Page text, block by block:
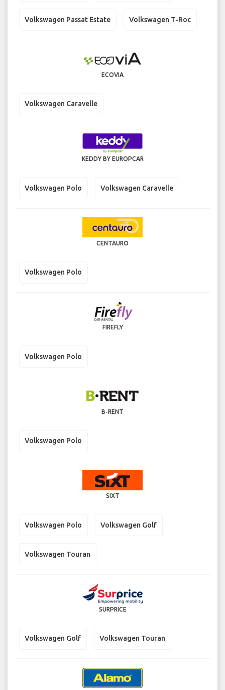
Volkswagen Passat Estate Volkswagen T-Roc
ECOVIA
Volkswagen Caravelle
KEDDY BY EUROPCAR
Volkswagen Polo Volkswagen Caravelle
CENTAURO
Volkswagen Polo
FIREFLY
Volkswagen Polo
B-RENT
Volkswagen Polo
SIXT
Volkswagen Polo Volkswagen Golf
Volkswagen Touran
SURPRICE
Volkswagen Golf Volkswagen Touran